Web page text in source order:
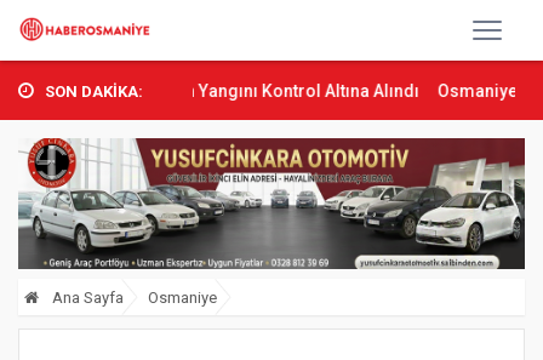
SON DAKİKA:
Orman Yangını Kontrol Altına Alındı Osmaniye’de Tren
Ana Sayfa Osmaniye